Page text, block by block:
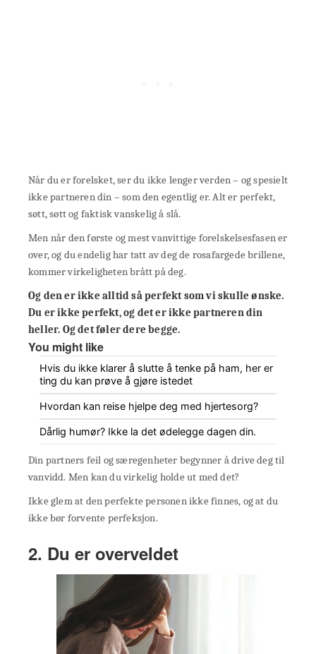
Når du er forelsket, ser du ikke lenger verden – og spesielt
ikke partneren din – som den egentlig er. Alt er perfekt,
søtt, søtt og faktisk vanskelig å slå.
Men når den første og mest vanvittige forelskelsesfasen er
over, og du endelig har tatt av deg de rosafargede brillene,
kommer virkeligheten brått på deg.
Og den er ikke alltid så perfekt som vi skulle ønske.
Du er ikke perfekt, og det er ikke partneren din
heller. Og det føler dere begge.
You might like
Hvis du ikke klarer å slutte å tenke på ham, her er
ting du kan prøve å gjøre istedet
Hvordan kan reise hjelpe deg med hjertesorg?
Dårlig humør? Ikke la det ødelegge dagen din.
Din partners feil og særegenheter begynner å drive deg til
vanvidd. Men kan du virkelig holde ut med det?
Ikke glem at den perfekte personen ikke finnes, og at du
ikke bør forvente perfeksjon.
2. Du er overveldet